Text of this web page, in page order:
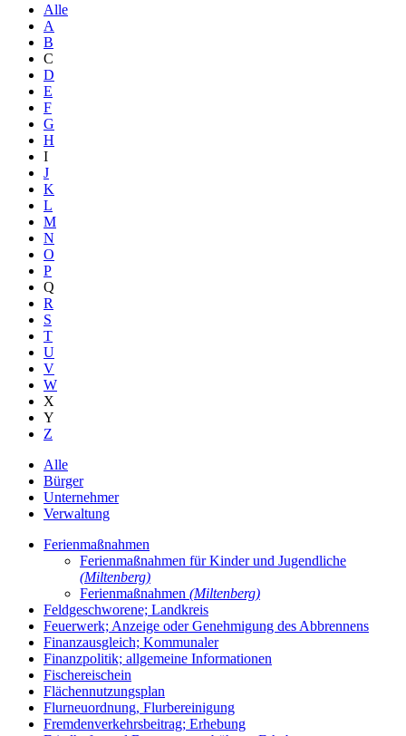
Alle
A
B
C
D
E
F
G
H
I
J
K
L
M
N
O
P
Q
R
S
T
U
V
W
X
Y
Z
Alle
Bürger
Unternehmer
Verwaltung
Ferienmaßnahmen
Ferienmaßnahmen für Kinder und Jugendliche
(Miltenberg)
Ferienmaßnahmen (Miltenberg)
Feldgeschworene; Landkreis
Feuerwerk; Anzeige oder Genehmigung des Abbrennens
Finanzausgleich; Kommunaler
Finanzpolitik; allgemeine Informationen
Fischereischein
Flächennutzungsplan
Flurneuordnung, Flurbereinigung
Fremdenverkehrsbeitrag; Erhebung